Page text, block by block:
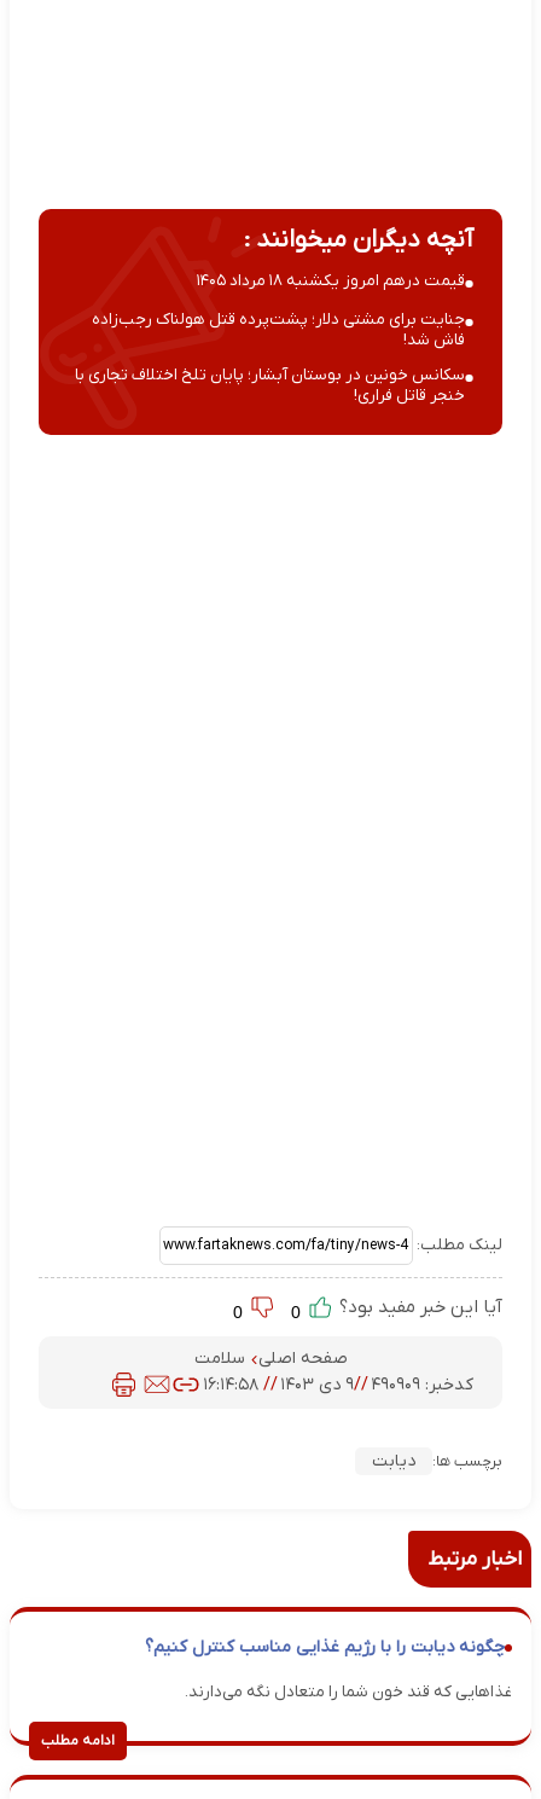
آنچه دیگران میخوانند :
قیمت درهم امروز یکشنبه ۱۸ مرداد ۱۴۰۵
جنایت برای مشتی دلار؛ پشت‌پرده قتل هولناک رجب‌زاده
فاش شد!
سکانس خونین در بوستان آبشار؛ پایان تلخ اختلاف تجاری با
خنجر قاتل فراری!
لینک مطلب:
آیا این خبر مفید بود؟
صفحه اصلی
سلامت
کدخبر: ۴۹۰۹۰۹ //۹ دی ۱۴۰۳ // ۱۶:۱۴:۵۸
برچسب ها: دیابت
اخبار مرتبط
چگونه دیابت را با رژیم غذایی مناسب کنترل کنیم؟
غذاهایی که قند خون شما را متعادل نگه می‌دارند.
ادامه مطلب